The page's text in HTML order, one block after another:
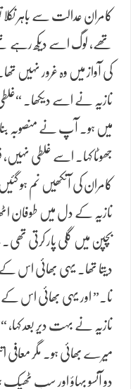
کامران عدالت سے باہر
تھے، لوگ اسے دیکھ رہے
کی آواز میں وہ غرور نہیں
نازیہ نے اسے دیکھا۔
میں ہو۔ آپ نے منصوبہ
جھوٹا کہا۔ اسے غلطی
کامران کی آنکھیں نم ہو
نازیہ کے دل میں طوفان
بچپن میں گلی پار کرتی
دیتا تھا۔ یہی بھائی اس
نا۔” اور یہی بھائی اس کے
نازیہ نے بہت دیر بعد کہا،
میرے بھائی ہو۔ مگر معافی
دو آنسو بہاؤ اور سب